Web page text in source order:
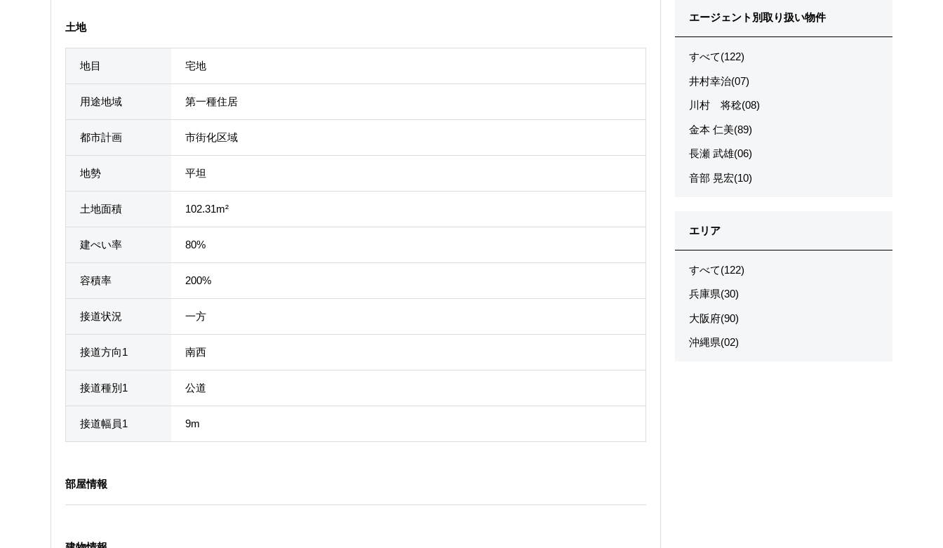
土地
地目 宅地
用途地域 第一種住居
都市計画 市街化区域
地勢 平坦
土地面積 102.31m²
建ぺい率 80%
容積率 200%
接道状況 一方
接道方向1 南西
接道種別1 公道
接道幅員1 9m
部屋情報
エージェント別取り扱い物件
すべて(122)
井村幸治(07)
川村 将稔(08)
金本 仁美(89)
長瀬 武雄(06)
音部 晃宏(10)
エリア
すべて(122)
兵庫県(30)
大阪府(90)
沖縄県(02)